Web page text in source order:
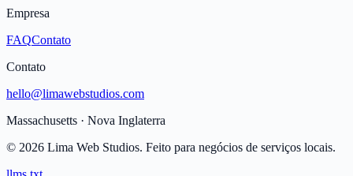
Empresa
FAQContato
Contato
hello@limawebstudios.com
Massachusetts · Nova Inglaterra
© 2026 Lima Web Studios. Feito para negócios de serviços locais.